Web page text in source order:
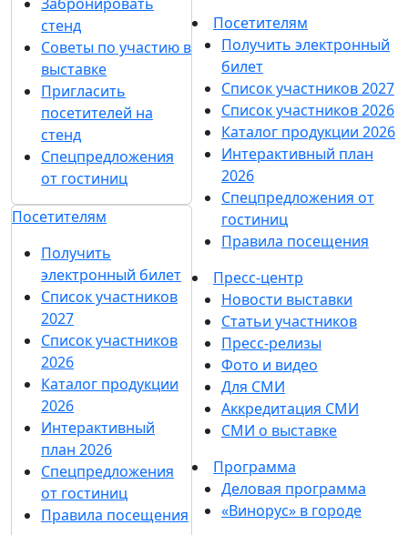
стенд
Советы по участию в
выставке
Пригласить
посетителей на
стенд
Спецпредложения
от гостиниц
Посетителям
Получить
электронный билет
Список участников
2027
Список участников
2026
Каталог продукции
2026
Интерактивный
план 2026
Спецпредложения
от гостиниц
Правила посещения
Посетителям
Получить электронный
билет
Список участников 2027
Список участников 2026
Каталог продукции 2026
Интерактивный план
2026
Спецпредложения от
гостиниц
Правила посещения
Пресс-центр
Новости выставки
Статьи участников
Пресс-релизы
Фото и видео
Для СМИ
Аккредитация СМИ
СМИ о выставке
Программа
Деловая программа
«Винорус» в городе